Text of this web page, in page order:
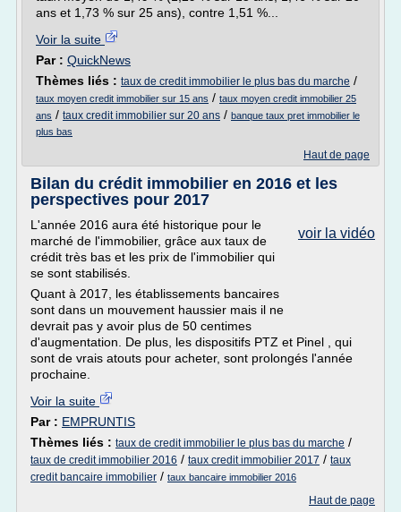
ans et 1,73 % sur 25 ans), contre 1,51 %...
Voir la suite
Par : QuickNews
Thèmes liés : taux de credit immobilier le plus bas du marche /
taux moyen credit immobilier sur 15 ans / taux moyen credit immobilier 25
ans / taux credit immobilier sur 20 ans / banque taux pret immobilier le
plus bas
Haut de page
Bilan du crédit immobilier en 2016 et les
perspectives pour 2017
voir la vidéo
L'année 2016 aura été historique pour le
marché de l'immobilier, grâce aux taux de
crédit très bas et les prix de l'immobilier qui
se sont stabilisés.
Quant à 2017, les établissements bancaires
sont dans un mouvement haussier mais il ne
devrait pas y avoir plus de 50 centimes
d'augmentation. De plus, les dispositifs PTZ et Pinel , qui
sont de vrais atouts pour acheter, sont prolongés l'année
prochaine.
Voir la suite
Par : EMPRUNTIS
Thèmes liés : taux de credit immobilier le plus bas du marche /
taux de credit immobilier 2016 / taux credit immobilier 2017 / taux
credit bancaire immobilier / taux bancaire immobilier 2016
Haut de page